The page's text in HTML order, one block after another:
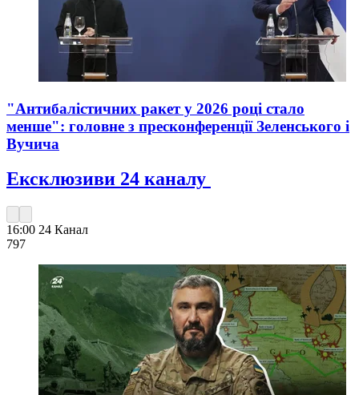
"Антибалістичних ракет у 2026 році стало
менше": головне з пресконференції Зеленського і
Вучича
Ексклюзиви 24 каналу
16:00 24 Канал
797